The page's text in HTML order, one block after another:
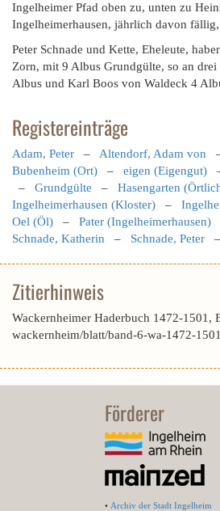
Ingelheimer Pfad oben zu, unten zu
Ingelheimerhausen, jährlich davon
Peter Schnade und Kette, Eheleute,
Zorn, mit 9 Albus Grundgülte, so an
Albus und Karl Boos von Waldeck 4
Registereinträge
Adam, Peter – Altendorf, Adam von
Bubenheim (Ort) – eigen (Eigengut)
– Grundgülte – Hasengarten
Ingelheimerhausen (Kloster) –
Oel (Öl) – Pater (Ingelheimerhausen)
Schnade, Katherin – Schnade, Peter
Zitierhinweis
Wackernheimer Haderbuch 1472-1501,
wackernheim/blatt/band-6-wa-1472-
Förderer
• Archiv der Stadt Ingelheim